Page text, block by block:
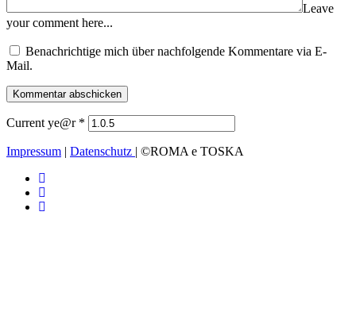
Leave
your comment here...
Benachrichtige mich über nachfolgende Kommentare via E-
Mail.
Current ye@r *
Impressum | Datenschutz | ©ROMA e TOSKA